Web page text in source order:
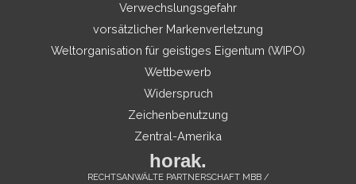
Verwechslungsgefahr
vorsätzlicher Markenverletzung
Weltorganisation für geistiges Eigentum (WIPO)
Wettbewerb
Widerspruch
Zeichenbenutzung
Zentral-Amerika
horak.
RECHTSANWÄLTE PARTNERSCHAFT MBB /